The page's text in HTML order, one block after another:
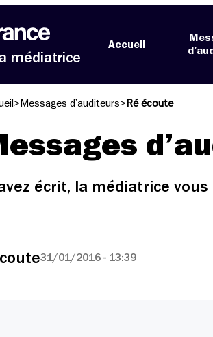
médiatrice
Accueil
> Messages d’auditeurs> Ré écoute
écrit, la médiatrice vous
31/01/2016 - 13:39